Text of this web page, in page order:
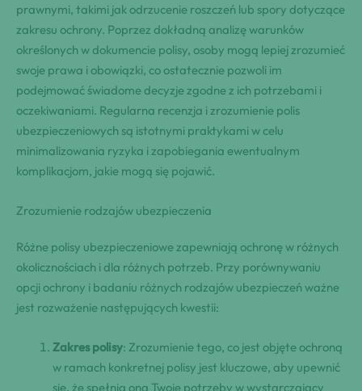
prawnymi, takimi jak odrzucenie roszczeń lub spory dotyczące
zakresu ochrony. Poprzez dokładną analizę warunków
określonych w dokumencie polisy, osoby mogą lepiej zrozumieć
swoje prawa i obowiązki, co ostatecznie pozwoli im
podejmować świadome decyzje zgodne z ich potrzebami i
oczekiwaniami. Regularna recenzja i zrozumienie polis
ubezpieczeniowych są istotnymi praktykami w celu
minimalizowania ryzyka i zapobiegania ewentualnym
komplikacjom, jakie mogą się pojawić.
Zrozumienie rodzajów ubezpieczenia
Różne polisy ubezpieczeniowe zapewniają ochronę w różnych
okolicznościach i dla różnych potrzeb. Przy porównywaniu
opcji ochrony i badaniu różnych rodzajów ubezpieczeń ważne
jest rozważenie następujących kwestii:
Zakres polisy: Zrozumienie tego, co jest objęte ochroną
w ramach konkretnej polisy jest kluczowe, aby upewnić
się, że spełnia ona Twoje potrzeby w wystarczający